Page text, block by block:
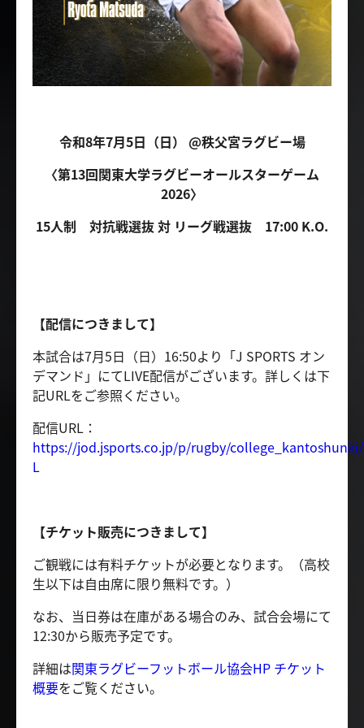
令和8年7月5日（日） @秩父宮ラグビー場
〈第13回関東大学ラグビーオールスターゲーム
2026〉
15人制 対抗戦選抜 対 リーグ戦選抜 17:00 K.O.
【配信につきまして】
本試合は7月5日（日）16:50より「J SPORTS オン
デマンド」にてLIVE配信がございます。詳しくは下
記URLをご参照ください。
配信URL：
https://jod.jsports.co.jp/p/rugby/
L
【チケット販売につきまして】
ご観戦には有料チケットが必要となります。（高校
生以下は自由席に限り無料です。）
なお、当日券は在庫がある場合のみ、試合会場にて
12:30から販売予定です。
詳細は関東ラグビーフットボール協会HP チケット
概要をご覧ください。